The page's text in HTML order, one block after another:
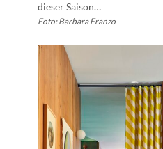
dieser Saison…
Foto: Barbara Franzo